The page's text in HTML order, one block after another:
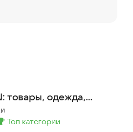
товары, одежда,
Метка :
топ категории